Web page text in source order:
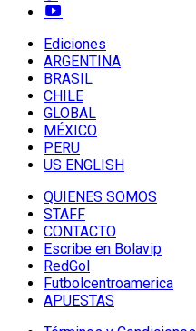
Ediciones
ARGENTINA
BRASIL
CHILE
GLOBAL
MÉXICO
PERU
US ENGLISH
QUIENES SOMOS
STAFF
CONTACTO
Escribe en Bolavip
RedGol
Futbolcentroamerica
APUESTAS